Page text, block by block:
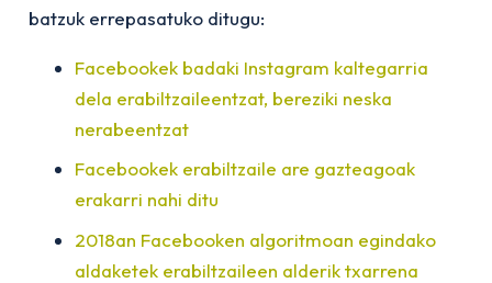
batzuk errepasatuko ditugu:
Facebookek badaki Instagram kaltegarria
dela erabiltzaileentzat, bereziki neska
nerabeentzat
Facebookek erabiltzaile are gazteagoak
erakarri nahi ditu
2018an Facebooken algoritmoan egindako
aldaketek erabiltzaileen alderik txarrena